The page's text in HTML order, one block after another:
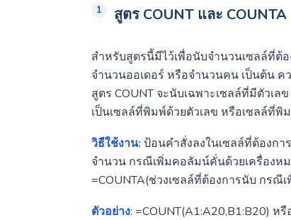
สูตร COUNT และ COUNTA
สำหรับสูตรนี้มีไว้เพื่อนับจำนวนเซลล์ที่ต้
จำนวนออเดอร์ หรือจำนวนคน เป็นต้น ค
สูตร COUNT จะนับเฉพาะเซลล์ที่มีตัวเ
เป็นเซลล์ที่พิมพ์ด้วยตัวเลข หรือเซลล์ที่พิ
วิธีใช้งาน: ป้อนคำสั่งลงในเซลล์ที่ต้องกา
จำนวน กรณีเพิ่มคอลัมน์คั่นด้วยเครื่องห
=COUNTA(ช่วงเซลล์ที่ต้องการนับ กร
ตัวอย่าง: =COUNT(A1:A20,B1:B20) ห